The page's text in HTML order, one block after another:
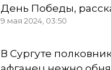
День Победы,
военкор
9 мая 2024, 03:50
В Сургуте